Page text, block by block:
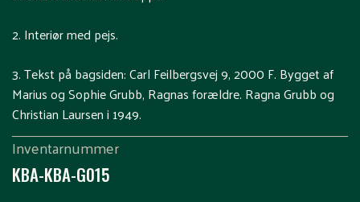
2. Interiør med pejs.
3. Tekst på bagsiden: Carl Feilbergsvej 9, 2000 F. Bygget af
Marius og Sophie Grubb, Ragnas forældre. Ragna Grubb og
Christian Laursen i 1949.
Inventarnummer
KBA-KBA-G015